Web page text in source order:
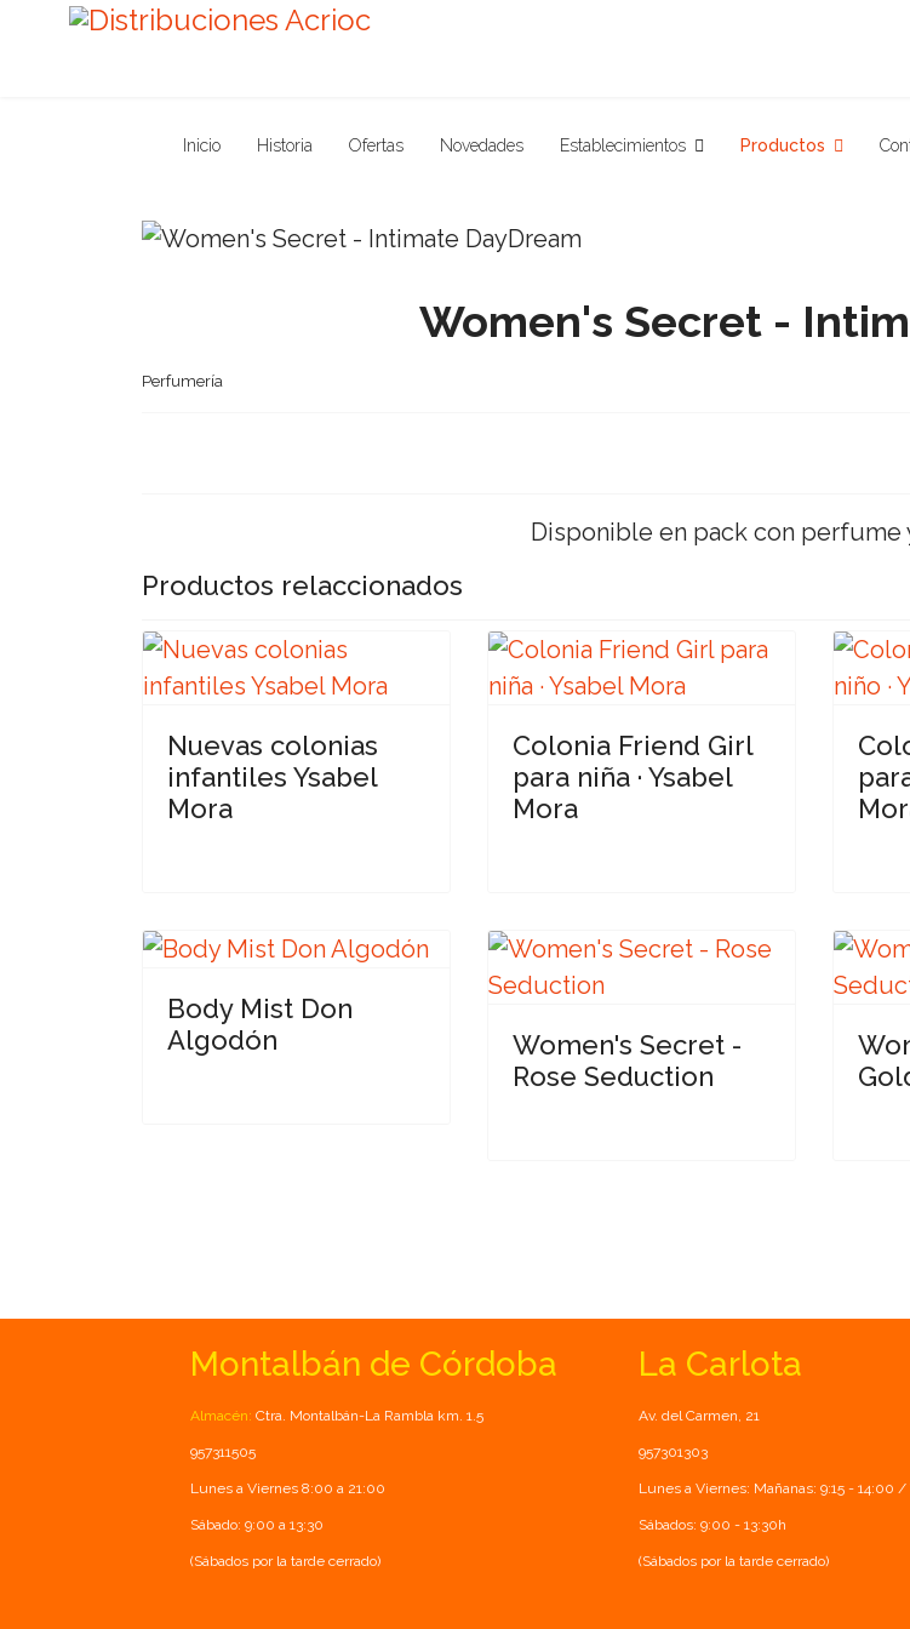
Inicio Historia Ofertas Novedades Establecimientos Productos
Women's Secret -
Perfumería
Disponible en pack con perfume
Productos relaccionados
Nuevas colonias
infantiles Ysabel
Mora
Colonia Friend Girl
para niña · Ysabel
Mora
Body Mist Don
Algodón
Women's Secret -
Rose Seduction
Montalbán de Córdoba
Almacén: Ctra. Montalbán-La Rambla km. 1.5
957311505
Lunes a Viernes 8:00 a 21:00
Sábado: 9:00 a 13:30
(Sábados por la tarde cerrado)
La Carlota
Av. del Carmen, 21
957301303
Lunes a Viernes: Mañanas: 9:15 - 14:00 /
Sábados: 9:00 - 13:30h
(Sábados por la tarde cerrado)